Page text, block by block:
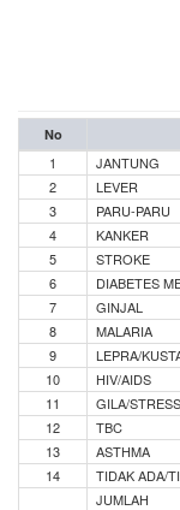
No
1 JANTUNG
2
LEVER
3
PARU-PARU
4
KANKER
5
STROKE
6
DIABETES
7
GINJAL
8
MALARIA
9
LEPRA/
10
HIV/AIDS
11
GILA/STRESS
12
TBC
13
ASTHMA
14
TIDAK ADA/
JUMLAH